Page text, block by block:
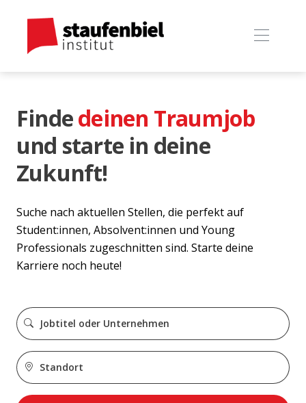
Findedeinen Traumjob
und starte in deine
Zukunft!
Suche nach aktuellen Stellen, die perfekt auf
Student:innen, Absolvent:innen und Young
Professionals zugeschnitten sind. Starte deine
Karriere noch heute!